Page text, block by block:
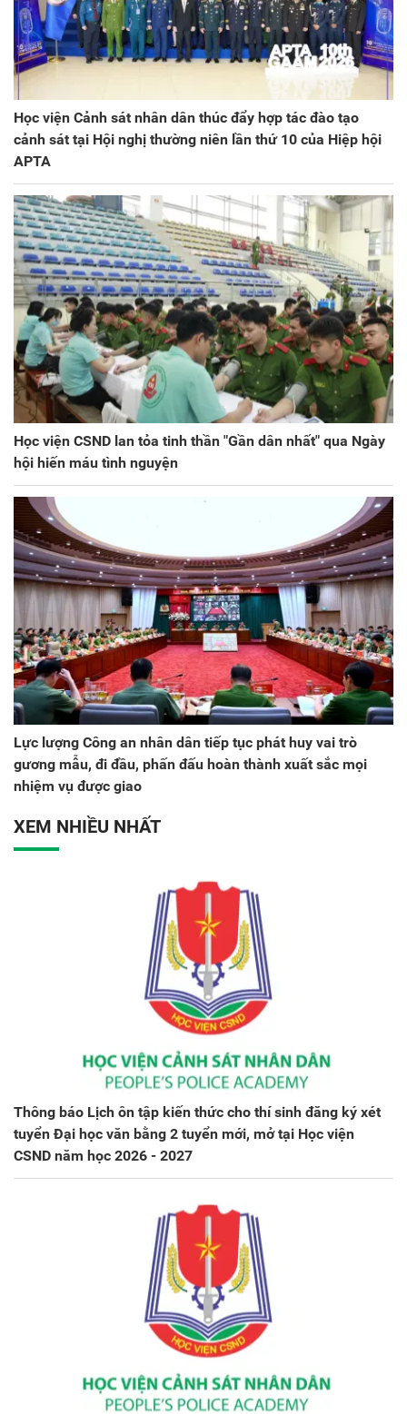
Học viện Cảnh sát nhân dân thúc đẩy hợp tác đào tạo
cảnh sát tại Hội nghị thường niên lần thứ 10 của Hiệp hội
APTA
Học viện CSND lan tỏa tinh thần "Gần dân nhất" qua Ngày
hội hiến máu tình nguyện
Lực lượng Công an nhân dân tiếp tục phát huy vai trò
gương mẫu, đi đầu, phấn đấu hoàn thành xuất sắc mọi
nhiệm vụ được giao
XEM NHIỀU NHẤT
Thông báo Lịch ôn tập kiến thức cho thí sinh đăng ký xét
tuyển Đại học văn bằng 2 tuyển mới, mở tại Học viện
CSND năm học 2026 - 2027